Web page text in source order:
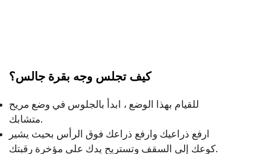
كيف تجلس وجه بقرة جالس؟
للقيام بهذا الوضع ، ابدأ بالجلوس في وضع مريح
متشابك.
ارفع ذراعيك وارفع ذراعك فوق الرأس بحيث يشير
كوعك إلى السقف وتستريح يدك على مؤخرة رقبتك.